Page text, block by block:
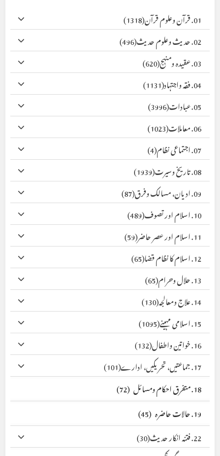
01. قرآن وعلوم قرآن
(1318)
02. حدیث وعلوم حدیث
(496)
03. عقیدہ ومنہج
(620)
04. فقہ واجتہاد
(1131)
05. عبادات
(3996)
06. معاملات
(1023)
07. اجتماعی نظام
(4)
08. تاریخ وسیرت
(1939)
09. ادیان، مسالک وفرق
(87)
10. اسلام اور تصوف
(489)
11. اسلام اور عصر حاضر
(59)
12. اسلام کا نظام قضا
(65)
13. حلال وحرام
(65)
14. علاج ومعالجہ
(130)
15. اسلامی مہینے
(1095)
16. خواتین واطفال
(132)
17. جماعتیں، تحریکیں، ادارے
(101)
18. متفرق احکام ومسائل
(72)
19. حالات حاضرہ
(45)
22. فتنہ انکار حدیث
(30)